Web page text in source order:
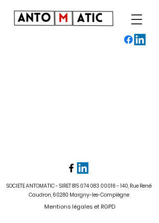
SOCIETE ANTOMATIC - SIRET815 074 083 00016 - 140, Rue René
Caudron, 60280 Margny-les-Compiègne
Mentions légales et RGPD